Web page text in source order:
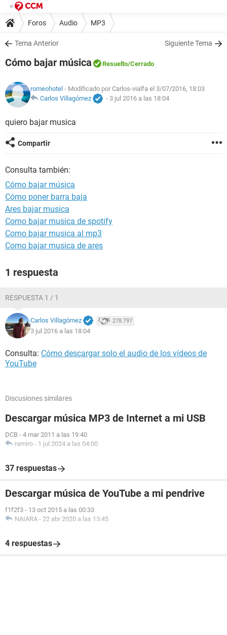
Foros Audio MP3
Tema Anterior Siguiente Tema
Cómo bajar música Resuelto/Cerrado
romeohotel - Modificado por Carlos-vialfa el 3/07/2016, 18:03
Carlos Villagómez
- 3 jul 2016 a las 18:04
quiero bajar musica
Compartir
Consulta también:
Cómo bajar música
Cómo poner barra baja
Ares bajar musica
Como bajar musica de spotify
Como bajar musica al mp3
Como bajar musica de ares
1 respuesta
RESPUESTA 1 / 1
Carlos Villagómez 278.797
3 jul 2016 a las 18:04
Consulta: Cómo descargar solo el audio de los vídeos de
YouTube
Discusiones similares
Descargar música MP3 de Internet a mi USB
DCB - 4 mar 2011 a las 19:40
ramiro - 1 jul 2024 a las 04:00
37 respuestas
Descargar música de YouTube a mi pendrive
f1f2f3 - 13 oct 2015 a las 00:33
NAIARA - 22 abr 2020 a las 13:45
4 respuestas